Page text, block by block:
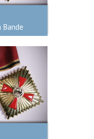
Bande
BRD
Klasse